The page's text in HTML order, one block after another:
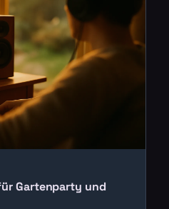
Gartenparty und